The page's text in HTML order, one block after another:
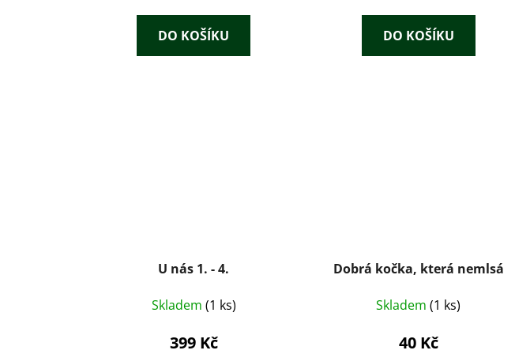
DO KOŠÍKU DO KOŠÍKU
U nás 1. - 4.
Skladem (1 ks)
399 Kč
Dobrá kočka, která nemlsá
Skladem(1 ks)
40 Kč